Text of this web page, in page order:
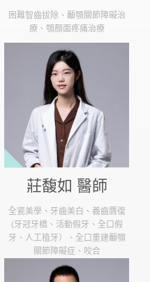
困難智齒拔除、顳顎關節障礙治
療、顎顏面疼痛治療
莊馥如 醫師
全瓷美學、牙齒美白、義齒贋復
(牙冠牙橋、活動假牙、全口假
牙、人工植牙）、全口重建顳顎
關節障礙症、咬合